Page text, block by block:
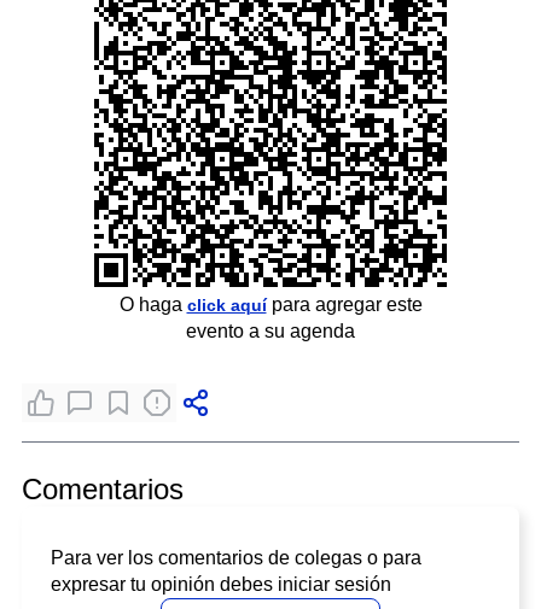
O haga click aquípara agregar este
evento a su agenda
Comentarios
Para ver los comentarios de colegas o para
expresar tu opinión debes iniciar sesión